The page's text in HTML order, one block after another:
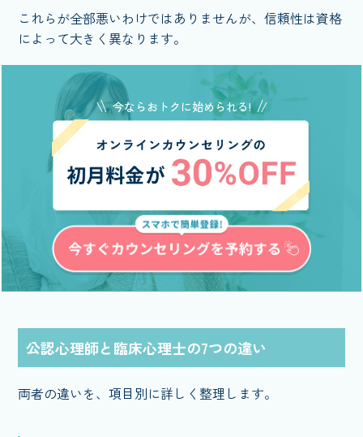
これらが全部悪いわけではありませんが、信頼性は資格
によって大きく異なります。
今ならおトクに始められる!
公認心理師と臨床心理士の7つの違い
両者の違いを、項目別に詳しく整理します。